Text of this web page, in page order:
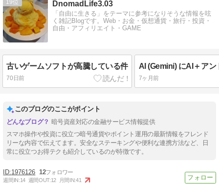
19 DnomadLife3.03
「自由に生きる」をテーマに参考になりそうな情報を呟
く雑記Blogです。Web・お金・仮想通貨・旅行・投資・
自由・アフィリエイト・GAME
古いゲームソフトが高騰している件
70日前 7ヶ月前
このブログのここがポイント
暗号資産対応の金融サービス情報提供
スマホ操作や投資に役立つ暗号通貨やポイント運用の最新情報をフレンド
リーな内容で伝えてます。安全なステーキングや便利な連携方法など、日
常に役立つお得テクも紹介しているのが特徴です。
1976126 12
週間IN:14 週間OUT:12 月間IN:41